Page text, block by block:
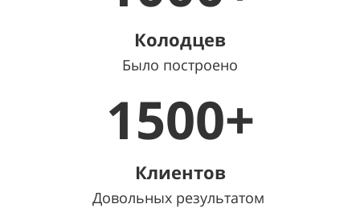
Колодцев
Было построено
1500+
Клиентов
Довольных результатом